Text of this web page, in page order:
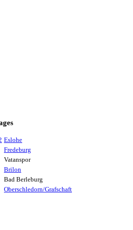
Eslohe
Fredeburg
Vatanspor
Brilon
Bad Berleburg
Oberschledorn/Grafschaft